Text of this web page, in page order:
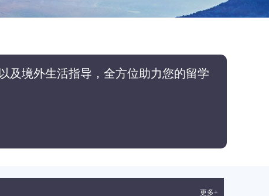
及境外生活指导，全方位助力您的留学
更多+